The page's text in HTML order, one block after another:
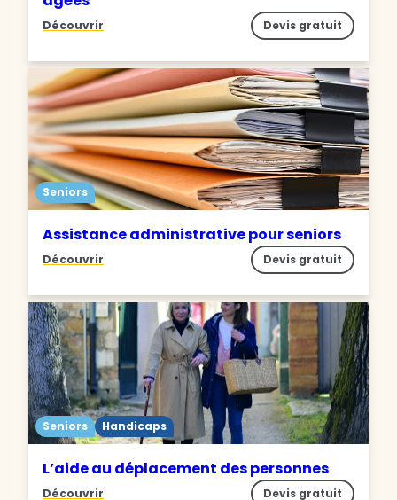
Découvrir Devis gratuit
Seniors
Assistance administrative pour seniors
Découvrir Devis gratuit
Seniors Handicaps
L’aide au déplacement des personnes
Découvrir Devis gratuit